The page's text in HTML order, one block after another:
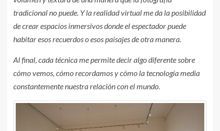
tradicional no puede. Y la realidad virtual me da la posibilidad
de crear espacios inmersivos donde el espectador puede
habitar esos recuerdos o esos paisajes de otra manera.
Al final, cada técnica me permite decir algo diferente sobre
cómo vemos, cómo recordamos y cómo la tecnología media
constantemente nuestra relación con el mundo.